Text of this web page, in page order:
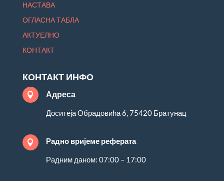
НАСТАВА
ОГЛАСНА ТАБЛА
АКТУЕЛНО
КОНТАКТ
КОНТАКТ ИНФО
 Адреса
Доситеја Обрадовића 6, 75420 Братунац
 Радно вријеме реферата
Радним даном: 07:00 – 17:00